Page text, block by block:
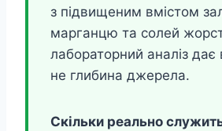
з підвищеним вмістом
марганцю та солей
лабораторний аналіз дає
не глибина джерела.
Скільки реально